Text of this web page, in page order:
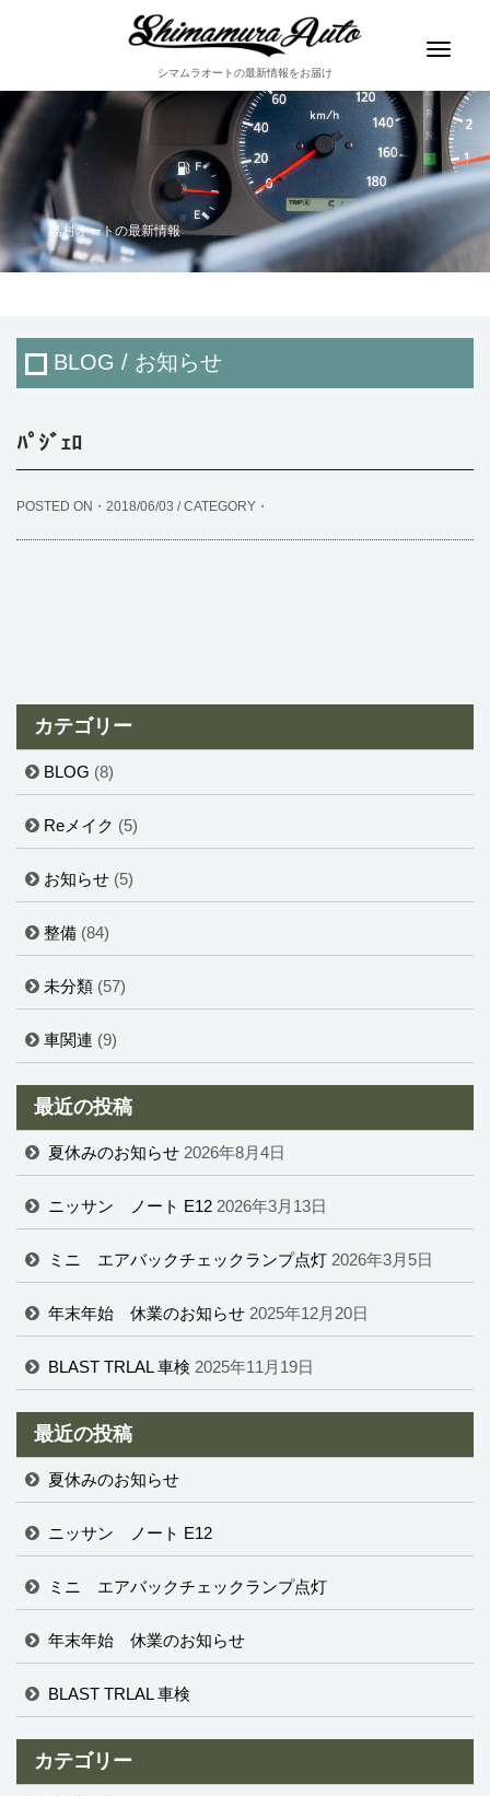
シマムラオートの最新情報をお届け
Toggle
島村オートの最新情報
BLOG / お知らせ
ﾊﾟｼﾞｪﾛ
POSTED ON・2018/06/03 / CATEGORY・
カテゴリー
BLOG (8)
Reメイク (5)
お知らせ (5)
整備 (84)
未分類 (57)
車関連 (9)
最近の投稿
夏休みのお知らせ 2026年8月4日
ニッサン ノート E12 2026年3月13日
ミニ エアバックチェックランプ点灯 2026年3月5日
年末年始 休業のお知らせ 2025年12月20日
BLAST TRLAL 車検 2025年11月19日
最近の投稿
夏休みのお知らせ
ニッサン ノート E12
ミニ エアバックチェックランプ点灯
年末年始 休業のお知らせ
BLAST TRLAL 車検
カテゴリー